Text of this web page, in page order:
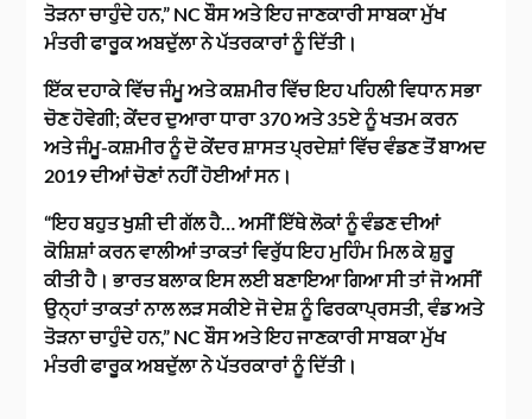
ਤੋੜਨਾ ਚਾਹੁੰਦੇ ਹਨ,” NC ਬੌਸ ਅਤੇ ਇਹ ਜਾਣਕਾਰੀ ਸਾਬਕਾ ਮੁੱਖ
ਮੰਤਰੀ ਫਾਰੂਕ ਅਬਦੁੱਲਾ ਨੇ ਪੱਤਰਕਾਰਾਂ ਨੂੰ ਦਿੱਤੀ।
ਇੱਕ ਦਹਾਕੇ ਵਿੱਚ ਜੰਮੂ ਅਤੇ ਕਸ਼ਮੀਰ ਵਿੱਚ ਇਹ ਪਹਿਲੀ ਵਿਧਾਨ ਸਭਾ
ਚੋਣ ਹੋਵੇਗੀ; ਕੇਂਦਰ ਦੁਆਰਾ ਧਾਰਾ 370 ਅਤੇ 35ਏ ਨੂੰ ਖਤਮ ਕਰਨ
ਅਤੇ ਜੰਮੂ-ਕਸ਼ਮੀਰ ਨੂੰ ਦੋ ਕੇਂਦਰ ਸ਼ਾਸਤ ਪ੍ਰਦੇਸ਼ਾਂ ਵਿੱਚ ਵੰਡਣ ਤੋਂ ਬਾਅਦ
2019 ਦੀਆਂ ਚੋਣਾਂ ਨਹੀਂ ਹੋਈਆਂ ਸਨ।
“ਇਹ ਬਹੁਤ ਖੁਸ਼ੀ ਦੀ ਗੱਲ ਹੈ… ਅਸੀਂ ਇੱਥੇ ਲੋਕਾਂ ਨੂੰ ਵੰਡਣ ਦੀਆਂ
ਕੋਸ਼ਿਸ਼ਾਂ ਕਰਨ ਵਾਲੀਆਂ ਤਾਕਤਾਂ ਵਿਰੁੱਧ ਇਹ ਮੁਹਿੰਮ ਮਿਲ ਕੇ ਸ਼ੁਰੂ
ਕੀਤੀ ਹੈ। ਭਾਰਤ ਬਲਾਕ ਇਸ ਲਈ ਬਣਾਇਆ ਗਿਆ ਸੀ ਤਾਂ ਜੋ ਅਸੀਂ
ਉਨ੍ਹਾਂ ਤਾਕਤਾਂ ਨਾਲ ਲੜ ਸਕੀਏ ਜੋ ਦੇਸ਼ ਨੂੰ ਫਿਰਕਾਪ੍ਰਸਤੀ, ਵੰਡ ਅਤੇ
ਤੋੜਨਾ ਚਾਹੁੰਦੇ ਹਨ,” NC ਬੌਸ ਅਤੇ ਇਹ ਜਾਣਕਾਰੀ ਸਾਬਕਾ ਮੁੱਖ
ਮੰਤਰੀ ਫਾਰੂਕ ਅਬਦੁੱਲਾ ਨੇ ਪੱਤਰਕਾਰਾਂ ਨੂੰ ਦਿੱਤੀ।